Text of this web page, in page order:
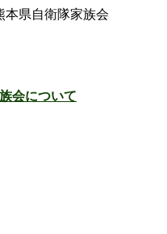
県自衛隊家族会
会について